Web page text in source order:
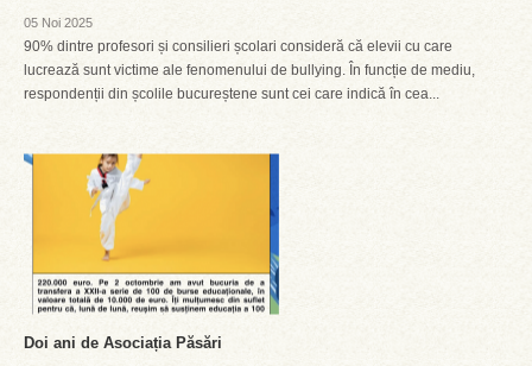
05 Noi 2025
90% dintre profesori și consilieri școlari consideră că elevii cu care
lucrează sunt victime ale fenomenului de bullying. În funcție de mediu,
respondenții din școlile bucureștene sunt cei care indică în cea...
Doi ani de Asociația Păsări